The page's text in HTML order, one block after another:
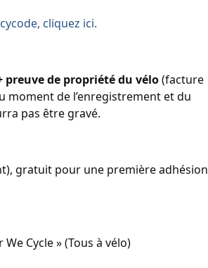
cliquez ici.
preuve de propriété du vélo(facture
moment de l’enregistrement et du
pas être gravé.
gratuit pour une première adhésion
Cycle » (Tous à vélo)